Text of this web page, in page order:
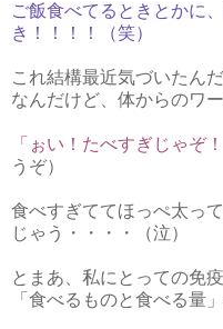
ご飯食べてるときとかに
き！！！！（笑）
これ結構最近気づいたん
なんだけど、体からのワ
「ぉい！たべすぎじゃぞ
うぞ）
食べすぎててほっぺ太っ
じゃう・・・・（泣）
とまあ、私にとっての免
「食べるものと食べる量」